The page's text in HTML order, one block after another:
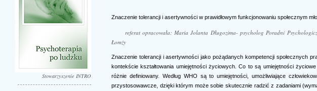
Stowarzyszenie INTRO
Znaczenie tolerancji i asertywności w prawidłowym funkcjonowaniu społecznym
referat opracowała: Maria Jolanta Długozima- psycholog Poradni
Łomży
Znaczenie tolerancji i asertywności jako pożądanych kompetencji społecznych
kontekście kształtowania umiejętności życiowych. Co to są umiejętności
różnie definiowany. Według WHO są to umiejętności, umożliwiające
przystosowawcze, dzięki którym może sobie skutecznie radzić z zadaniami